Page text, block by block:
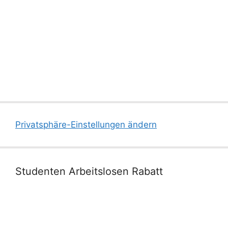
Privatsphäre-Einstellungen ändern
Studenten Arbeitslosen Rabatt